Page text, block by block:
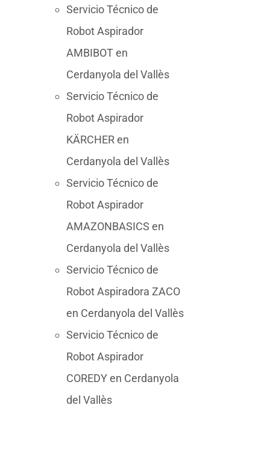
Servicio Técnico de
Robot Aspirador
AMBIBOT en
Cerdanyola del Vallès
Servicio Técnico de
Robot Aspirador
KÄRCHER en
Cerdanyola del Vallès
Servicio Técnico de
Robot Aspirador
AMAZONBASICS en
Cerdanyola del Vallès
Servicio Técnico de
Robot Aspiradora ZACO
en Cerdanyola del Vallès
Servicio Técnico de
Robot Aspirador
COREDY en Cerdanyola
del Vallès